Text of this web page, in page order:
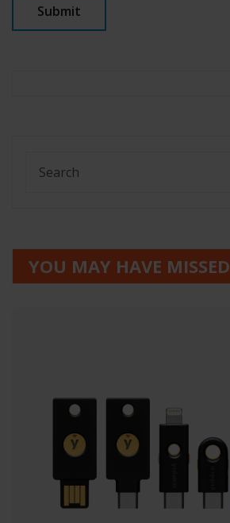
YOU MAY HAVE MISSED